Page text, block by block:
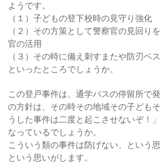
ようです。
（１）子どもの登下校時の見守り強化
（２）その方策として警察官の見回り
官の活用
（３）その時に備え刺すまたや防刃ベ
といったところでしょうか。
この登戸事件は、通学バスの停留所で
の方針は、その時その地域その子ども
うした事件は二度と起こさせないぞ！
なっているでしょうか。
こういう類の事件は防げない、という
という思いがします。